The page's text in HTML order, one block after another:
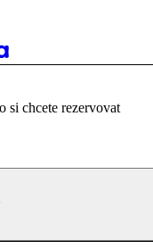
si chcete rezervovat